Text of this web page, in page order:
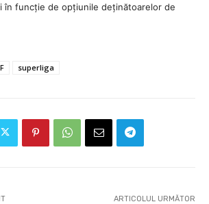
în funcție de opțiunile deținătoarelor de
superliga
ARTICOLUL URMĂTOR